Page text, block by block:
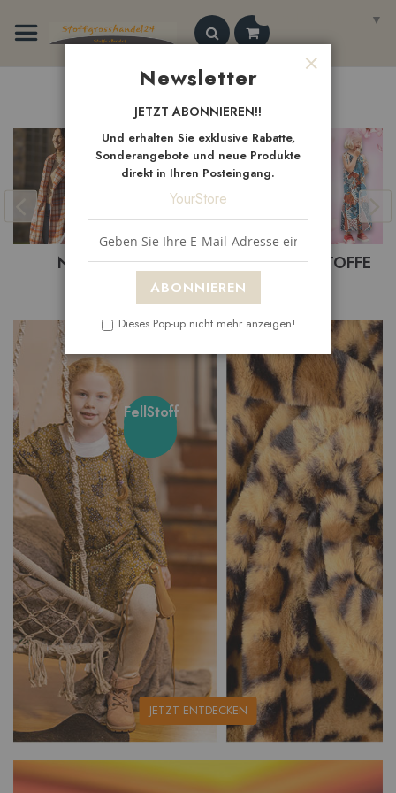
Inhalt
springen
▼
Search
NeueArtikel
BEKLEIDUNGSTOFFE BASTELSTOFFE
unsere
FellStoff
JETZT ENTDECKEN
Newsletter
JETZT ABONNIEREN!!
Und erhalten Sie exklusive Rabatte,
Sonderangebote und neue Produkte
direkt in Ihren Posteingang.
YourStore
ABONNIEREN
Dieses Pop-up nicht mehr anzeigen!